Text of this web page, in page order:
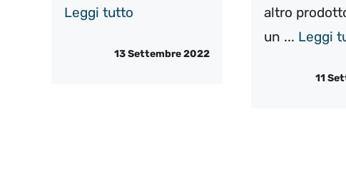
Leggi tutto
13 Settembre 2022
altro
un ... Leggi
11